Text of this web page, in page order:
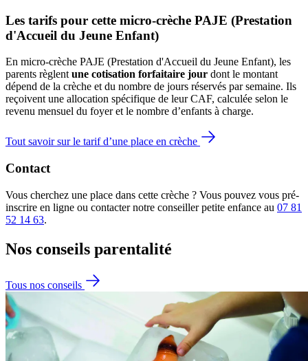
Les tarifs pour cette micro-crèche PAJE (Prestation
d'Accueil du Jeune Enfant)
En micro-crèche PAJE (Prestation d'Accueil du Jeune Enfant), les
parents règlent une cotisation forfaitaire jour dont le montant
dépend de la crèche et du nombre de jours réservés par semaine. Ils
reçoivent une allocation spécifique de leur CAF, calculée selon le
revenu mensuel du foyer et le nombre d’enfants à charge.
Tout savoir sur le tarif d’une place en crèche
Contact
Vous cherchez une place dans cette crèche ? Vous pouvez vous pré-
inscrire en ligne ou contacter notre conseiller petite enfance au 07 81
52 14 63.
Nos conseils parentalité
Tous nos conseils